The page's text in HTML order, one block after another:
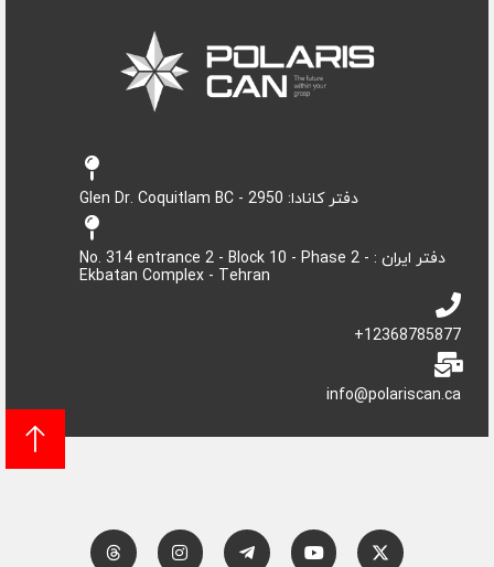
دفتر کانادا: 2950 - Glen Dr. Coquitlam BC
دفتر ایران : No. 314 entrance 2 - Block 10 - Phase 2 -
Ekbatan Complex - Tehran
12368785877+
info@polariscan.ca